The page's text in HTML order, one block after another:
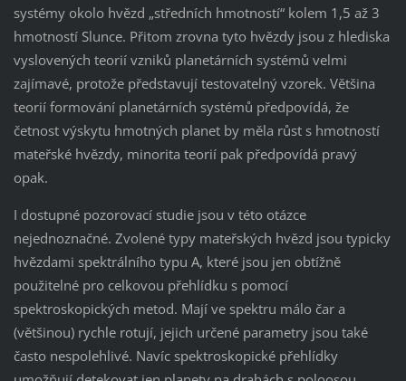
systémy okolo hvězd „středních hmotností“ kolem 1,5 až 3
hmotností Slunce. Přitom zrovna tyto hvězdy jsou z hlediska
vyslovených teorií vzniků planetárních systémů velmi
zajímavé, protože představují testovatelný vzorek. Většina
teorií formování planetárních systémů předpovídá, že
četnost výskytu hmotných planet by měla růst s hmotností
mateřské hvězdy, minorita teorií pak předpovídá pravý
opak.
I dostupné pozorovací studie jsou v této otázce
nejednoznačné. Zvolené typy mateřských hvězd jsou typicky
hvězdami spektrálního typu A, které jsou jen obtížně
použitelné pro celkovou přehlídku s pomocí
spektroskopických metod. Mají ve spektru málo čar a
(většinou) rychle rotují, jejich určené parametry jsou také
často nespolehlivé. Navíc spektroskopické přehlídky